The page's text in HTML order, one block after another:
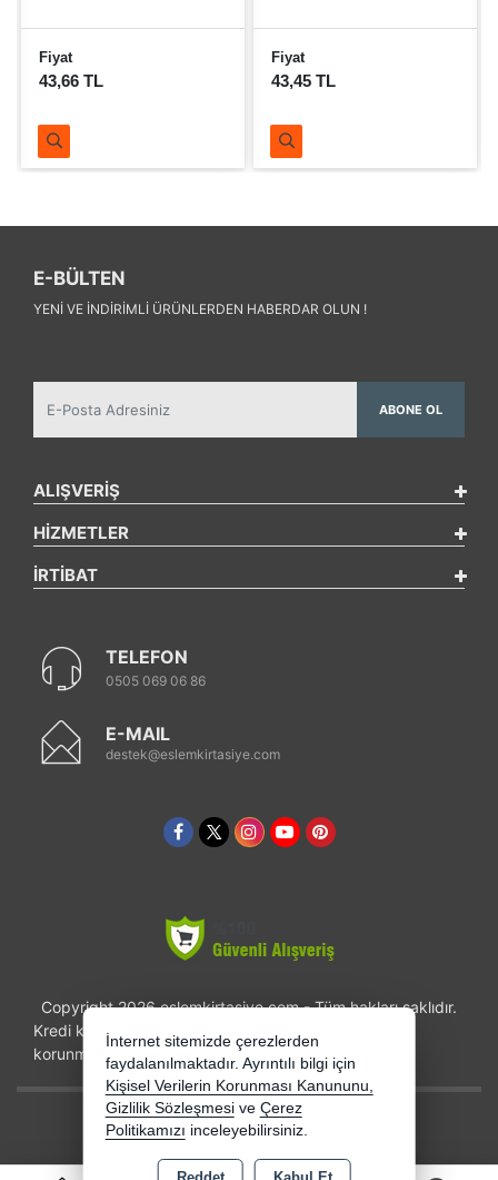
Fiyat
43,66 TL
Fiyat
43,45 TL
E-BÜLTEN
YENI VE INDIRIMLI ÜRÜNLERDEN HABERDAR OLUN !
ABONE OL
ALIŞVERİŞ
HİZMETLER
İRTİBAT
TELEFON
0505 069 06 86
E-MAIL
destek@eslemkirtasiye.com
Copyright 2026 eslemkirtasiye.com - Tüm hakları saklıdır.
Kredi kartı bilgileriniz 256bit SSL sertifikası ile
korunmaktadır.
Bu site AKINSOFT E-Ticaret ile hazırlanmıştır.
İnternet sitemizde çerezlerden
faydalanılmaktadır. Ayrıntılı bilgi için
Kişisel Verilerin Korunması Kanununu,
Gizlilik Sözleşmesi ve Çerez
Politikamızı inceleyebilirsiniz.